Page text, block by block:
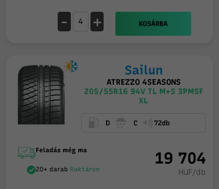
- + KOSÁRBA
Sailun
ATREZZO 4SEASONS
205/55R16 94V TL M+S 3PMSF
XL
D C 72db
Feladás még ma
20+ darabRaktáron
19 704
HUF/db